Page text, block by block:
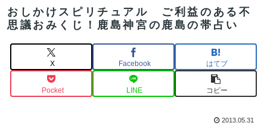
おしかけスピリチュアル ご利益のある不
思議おみくじ！鹿島神宮の鹿島の帯占い
X Facebook はてブ
Pocket LINE コピー
2013.05.31